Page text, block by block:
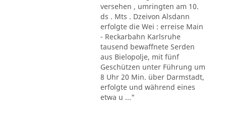
versehen , umringten am 10.
ds . Mts . Dzeivon Alsdann
erfolgte die Wei : erreise Main
- Reckarbahn Karlsruhe
tausend bewaffnete Serden
aus Bielopolje, mit fünf
Geschützen unter Führung um
8 Uhr 20 Min. über Darmstadt,
erfolgte und während eines
etwa u ..."